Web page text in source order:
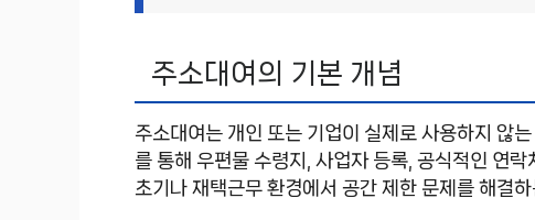
주소대여의 기본 개념
주소대여는 개인 또는 기업이 실제로 사용하지 않
를 통해 우편물 수령지, 사업자 등록, 공식적인 연
초기나 재택근무 환경에서 공간 제한 문제를 해결